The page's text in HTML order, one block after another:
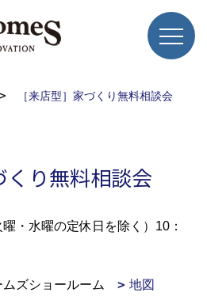
［来店型］家づくり無料相談会
くり無料相談会
・水曜の定休日を除く）10：
ムズショールーム 地図